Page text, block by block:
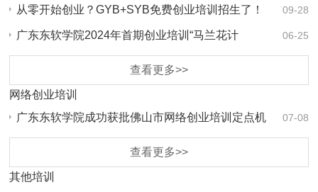
创业… 09-28
从零开始创业？GYB+SYB免费创业培训招生了！
06-25
广东东软学院2024年首期创业培训“马兰花计
查看更多>>
网络创业培训
07-08
广东东软学院成功获批佛山市网络创业培训定点机
查看更多>>
其他培训